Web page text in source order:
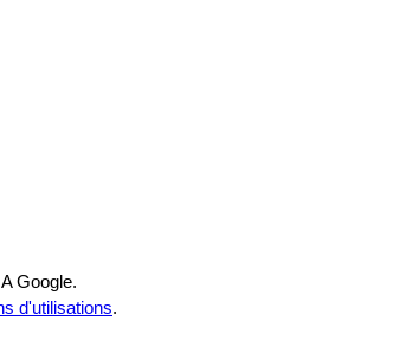
Google.
d'utilisations.